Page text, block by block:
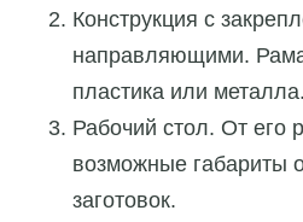
Конструкция с
направляющими.
пластика или металла.
Рабочий стол. От его
возможные габариты
заготовок.